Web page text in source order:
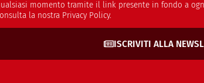
momento tramite il link presente in fondo a
la nostra Privacy Policy.
ISCRIVITI ALLA